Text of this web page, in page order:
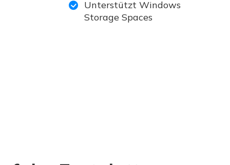
Unterstützt Windows
Storage Spaces